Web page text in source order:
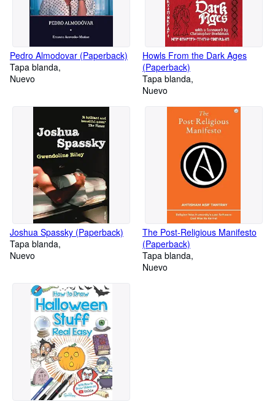
Pedro Almodovar (Paperback)
Tapa blanda
Nuevo
Howls From the Dark Ages
(Paperback)
Tapa blanda
Nuevo
Joshua Spassky (Paperback)
Tapa blanda
Nuevo
The Post-Religious Manifesto
(Paperback)
Tapa blanda
Nuevo